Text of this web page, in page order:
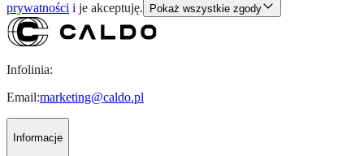
prywatności i je akceptuję. Pokaż wszystkie zgody
Infolinia:
Email:marketing@caldo.pl
Informacje